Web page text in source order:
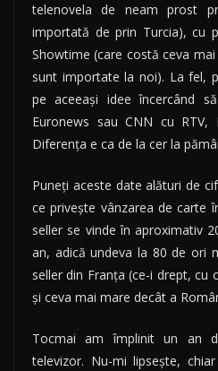
telenovela de neam prost
importată de prin Turcia), cu
Showtime (care costă ceva
sunt importate la noi). La fel,
pe aceeași idee încercând
Euronews sau CNN cu RTV,
Diferența e ca de la cer la
Puneți aceste date alături de
ce privește vânzarea de carte
seller se vinde în aproximativ
an, adică undeva la 80 de ori
seller din Franța (ce-i drept, cu
și ceva mai mare decât a
Tocmai am împlinit un an
televizor. Nu-mi lipsește,